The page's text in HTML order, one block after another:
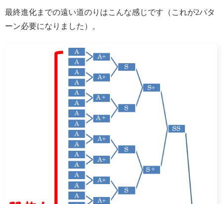
最終進化までの遠い道のりはこんな感じです（これが2パタ
ーン必要になりました）。